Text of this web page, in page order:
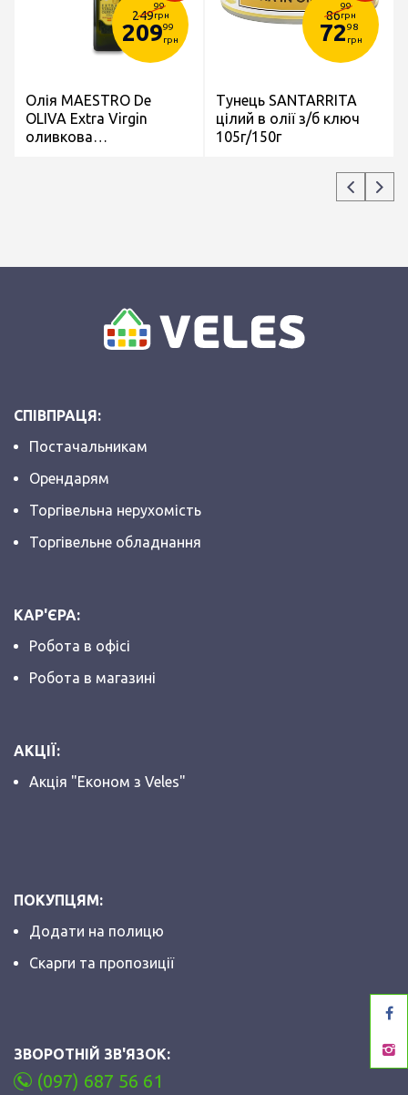
249
99
грн
20999
грн
Олія MAESTRO De
OLIVA Extra Virgin
оливкова
86
99
грн
7298
грн
Тунець SANTARRITA
цілий в олії з/б ключ
105г/150г
СПІВПРАЦЯ:
Постачальникам
Орендарям
Торгівельна нерухомість
Торгівельне обладнання
КАР'ЄРА:
Робота в офісі
Робота в магазині
АКЦІЇ:
Акція "Економ з Veles"
ПОКУПЦЯМ:
Додати на полицю
Скарги та пропозиції
ЗВОРОТНІЙ ЗВ'ЯЗОК:
(097) 687 56 61